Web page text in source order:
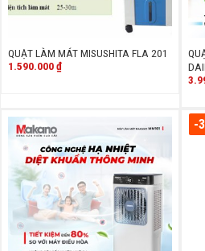
QUẠT LÀM MÁT MISUSHITA FLA 201
1.590.000₫
-